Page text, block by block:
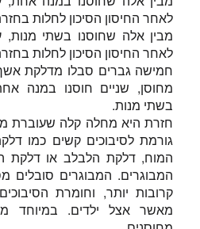
לאחר החיסון הסיכון לחלות בחזרת
מבין אלה שחוסנו בשתי
לאחר החיסון הסיכון לחלות בחזרת
חמישה גברים סבלו מדלקת
מחוסן, שניים חוסנו במנה
בשתי מנות.
חזרת היא מחלה קלה שעוברת
גורמת לסיבוכים קשים כמו
המוח, דלקת הלבלב או דלקת
המבוגרים. המבוגרים סובלים
קרובות יותר, וחומרת
מאשר אצל ילדים. במיוחד